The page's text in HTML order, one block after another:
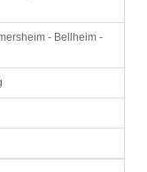
- Bellheim -